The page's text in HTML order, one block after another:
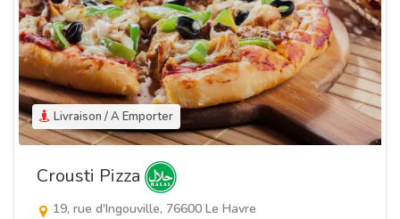
Livraison / A Emporter
Crousti Pizza
19, rue d'Ingouville, 76600 Le Havre